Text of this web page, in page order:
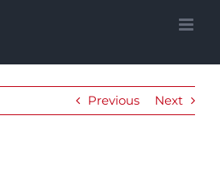
Previous
Next